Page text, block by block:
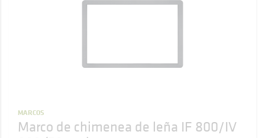
MARCOS
Marco de chimenea de leña IF 800/IV